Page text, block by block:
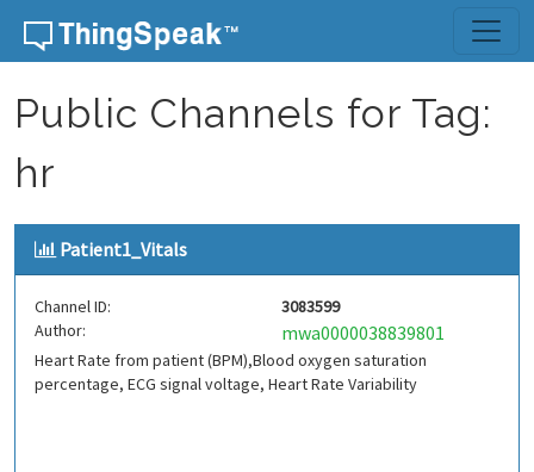
Skip to content
Public Channels for Tag:
hr
Patient1_Vitals
Channel ID:
3083599
Author:
mwa0000038839801
Heart Rate from patient (BPM),Blood oxygen saturation
percentage, ECG signal voltage, Heart Rate Variability